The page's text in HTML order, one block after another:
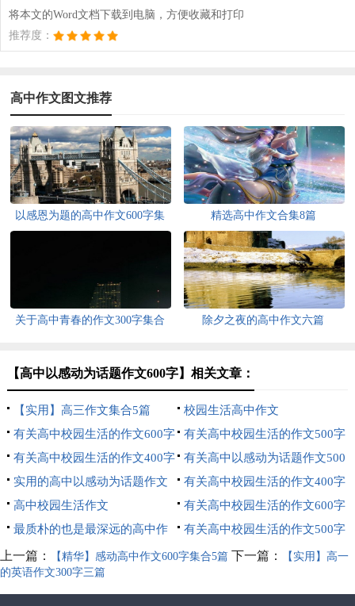
将本文的Word文档下载到电脑，方便收藏和打印
推荐度：
高中作文图文推荐
以感恩为题的高中作文600字集
精选高中作文合集8篇
关于高中青春的作文300字集合
除夕之夜的高中作文六篇
【高中以感动为话题作文600字】相关文章：
【实用】高三作文集合5篇
校园生活高中作文
有关高中校园生活的作文600字
集合八篇
有关高中校园生活的作文500字
集合8篇
有关高中校园生活的作文400字
三篇
有关高中以感动为话题作文500
字4篇
实用的高中以感动为话题作文
500字汇总9篇
有关高中校园生活的作文400字
4篇
高中校园生活作文
有关高中校园生活的作文600字
集合十篇
最质朴的也是最深远的高中作
文
有关高中校园生活的作文500字
九篇
上一篇： 【精华】感动高中作文600字集合5篇 下一篇：
【实用】高一
的英语作文300字三篇